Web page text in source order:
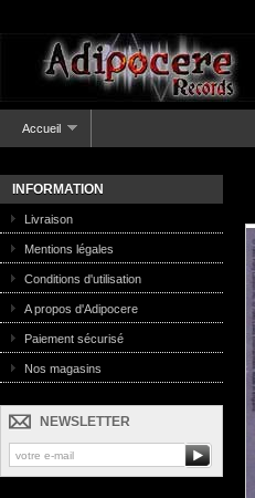
Accueil
INFORMATION
Livraison
Mentions légales
Conditions d'utilisation
A propos d'Adipocere
Paiement sécurisé
Nos magasins
NEWSLETTER